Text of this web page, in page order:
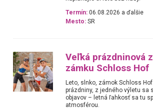
Termín: 06.08.2026 a ďalšie
Mesto: SR
Veľká prázdninová
zámku Schloss Hof
Leto, slnko, zámok Schloss
prázdniny, z jedného výletu sa
objavov – letná ľahkosť sa tu
atmosférou.